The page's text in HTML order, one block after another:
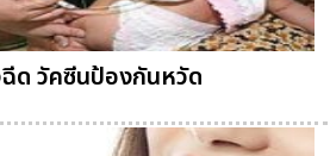
ด วัคซีนป้องกันหวัด